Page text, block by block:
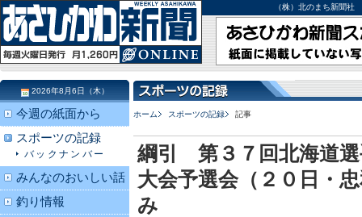
（株）北のまち新聞
ホーム スポーツの記録 記事
綱引 第３７回北海道選
大会予選会（２０日・
み
2026年8月6日（木）
今週の紙面から
スポーツの記録
バックナンバー
みんなのおいしい話
釣り情報